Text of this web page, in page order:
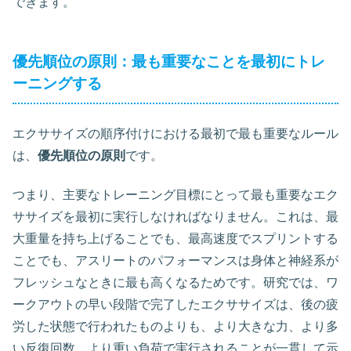
優先順位の原則：最も重要なことを最初にトレ
ーニングする
エクササイズの順序付けにおける最初で最も重要なルール
は、 優先順位の原則 です。
つまり、主要なトレーニング目標にとって最も重要なエク
ササイズを最初に実行しなければなりません。これは、最
大重量を持ち上げることでも、最高速度でスプリントする
ことでも、アスリートのパフォーマンスは身体と神経系が
フレッシュなときに最も高くなるためです。研究では、ワ
ークアウトの早い段階で完了したエクササイズは、後の疲
労した状態で行われたものよりも、より大きな力、より多